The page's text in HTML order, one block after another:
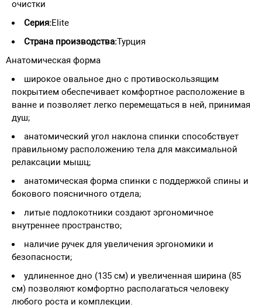
очистки
Серия:Elite
Страна производства:Турция
Анатомическая форма
широкое овальное дно с противоскользящим
покрытием обеспечивает комфортное расположение в
ванне и позволяет легко перемещаться в ней, принимая
душ;
анатомический угол наклона спинки способствует
правильному расположению тела для максимальной
релаксации мышц;
анатомическая форма спинки с поддержкой спины и
бокового поясничного отдела;
литые подлокотники создают эргономичное
внутреннее пространство;
наличие ручек для увеличения эргономики и
безопасности;
удлиненное дно (135 см) и увеличенная ширина (85
см) позволяют комфортно располагаться человеку
любого роста и комплекции.